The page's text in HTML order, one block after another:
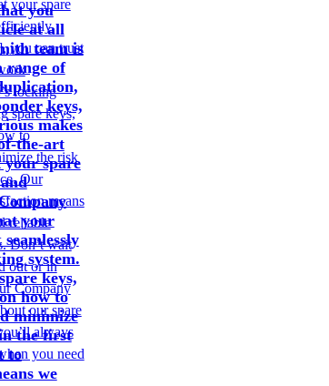
you
at all
team is
range of
keys,
makes
the-art
your spare
your
system.
keys,
how to
minimize
the first
to
we